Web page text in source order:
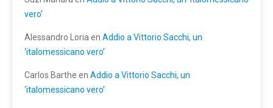
vero’
Alessandro Loria en Addio a Vittorio Sacchi, un
‘italomessicano vero’
Carlos Barthe en Addio a Vittorio Sacchi, un
‘italomessicano vero’